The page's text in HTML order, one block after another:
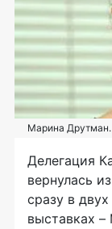
Марина
Делегация
вернулась
сразу в
выставках